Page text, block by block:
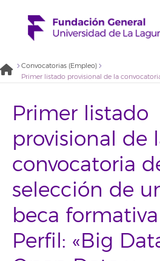
Convocatorias (Empleo)
Primer listado
provisional de
convocatoria
selección de
beca
Perfil: «Big